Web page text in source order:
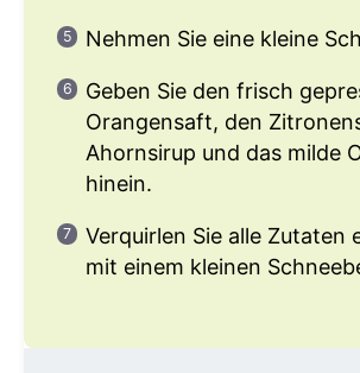
Nehmen Sie eine kleine
Geben Sie den frisch
Orangensaft, den
Ahornsirup und das milde
hinein.
Verquirlen Sie alle Zutaten
mit einem kleinen